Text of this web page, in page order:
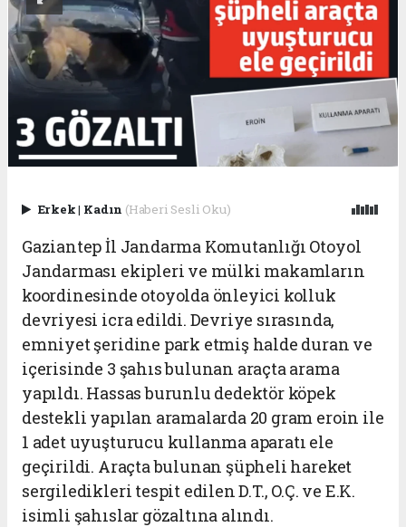
Erkek| Kadın (Haberi Sesli Oku)
Gaziantep İl Jandarma Komutanlığı Otoyol
Jandarması ekipleri ve mülki makamların
koordinesinde otoyolda önleyici kolluk
devriyesi icra edildi. Devriye sırasında,
emniyet şeridine park etmiş halde duran ve
içerisinde 3 şahıs bulunan araçta arama
yapıldı. Hassas burunlu dedektör köpek
destekli yapılan aramalarda 20 gram eroin ile
1 adet uyuşturucu kullanma aparatı ele
geçirildi. Araçta bulunan şüpheli hareket
sergiledikleri tespit edilen D.T., O.Ç. ve E.K.
isimli şahıslar gözaltına alındı.